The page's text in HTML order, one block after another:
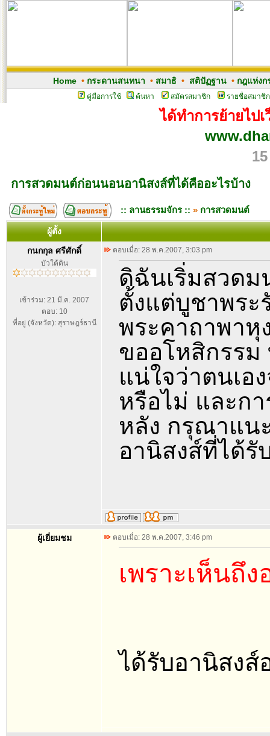
Home• กระดานสนทนา • สมาธิ• สติปัฏฐาน• กฎแห่งก
คู่มือการใช้ ค้นหา สมัครสมาชิก รายชื่อสมาชิก
ได้ทำการย้ายไป
การสวดมนต์ก่อนนอนอานิสงส์ที่ได้คืออะไรบ้าง
:: ลานธรรมจักร :: » การสวดมนต์
ผู้ตั้ง
กนกกุล ศรีศักดิ์
บัวใต้ดิน
เข้าร่วม: 21 มี.ค. 2007
ตอบ: 10
ที่อยู่ (จังหวัด): สุราษฎร์ธานี
ตอบเมื่อ: 28 พ.ค.2007, 3:03 pm
ดิฉันเริ่มสวด
ตั้งแต่บูชาพระ
พระคาถาพา
ขออโหสิกรร
แน่ใจว่าตนเอ
หรือไม่ และก
หลัง กรุณาแน
อานิสงส์ที่ได้รั
ผู้เยี่ยมชม ตอบเมื่อ: 28 พ.ค.2007, 3:46 pm
เพราะเห็นถึ
ได้รับอานิสงส์